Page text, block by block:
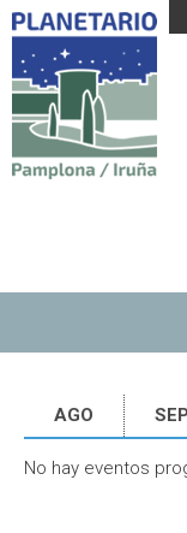
AGO SEP
No hay eventos